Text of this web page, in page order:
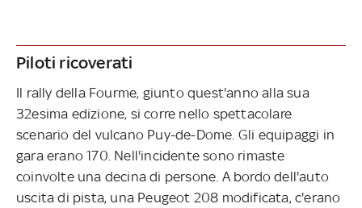
Piloti ricoverati
Il rally della Fourme, giunto quest'anno alla sua
32esima edizione, si corre nello spettacolare
scenario del vulcano Puy-de-Dome. Gli equipaggi in
gara erano 170. Nell'incidente sono rimaste
coinvolte una decina di persone. A bordo dell'auto
uscita di pista, una Peugeot 208 modificata, c'erano